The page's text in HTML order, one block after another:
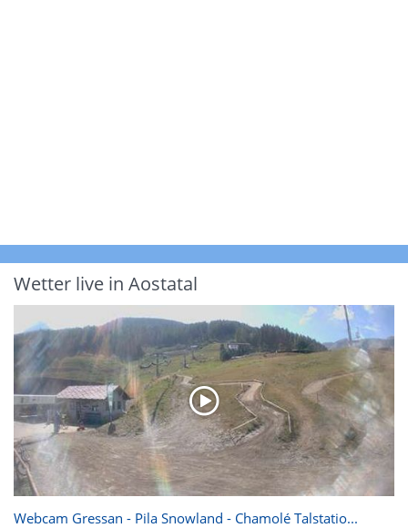
Wetter live in Aostatal
Webcam Gressan - Pila Snowland - Chamolé Talstatio...